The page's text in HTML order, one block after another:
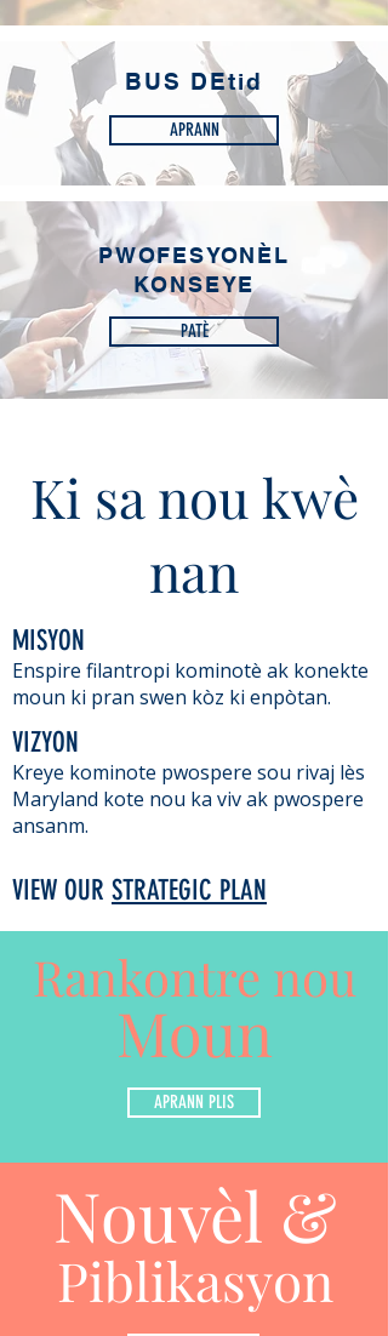
BUS DEtid
APRANN
PWOFESYONÈL
KONSEYE
PATÈ
Ki sa nou kwè
nan
MISYON
Enspire filantropi kominotè ak konekte
moun ki pran swen kòz ki enpòtan.
VIZYON
Kreye kominote pwospere sou rivaj lès
Maryland kote nou ka viv ak pwospere
ansanm.
VIEW OUR STRATEGIC PLAN
Rankontre nou
Moun
APRANN PLIS
Nouvèl &
Piblikasyon